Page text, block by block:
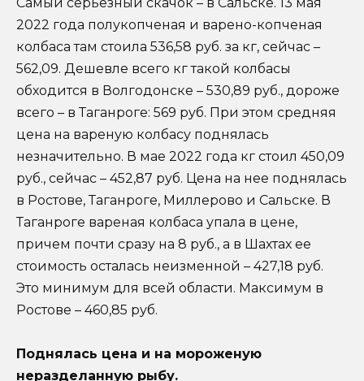
2022 года полукопченая и варено-копченая
колбаса там стоила 536,58 руб. за кг, сейчас –
562,09. Дешевле всего кг такой колбасы
обходится в Волгодонске – 530,89 руб., дороже
всего – в Таганроге: 569 руб. При этом средняя
цена на вареную колбасу поднялась
незначительно. В мае 2022 года кг стоил 450,09
руб., сейчас – 452,87 руб. Цена на нее поднялась
в Ростове, Таганроге, Миллерово и Сальске. В
Таганроге вареная колбаса упала в цене,
причем почти сразу на 8 руб., а в Шахтах ее
стоимость осталась неизменной – 427,18 руб.
Это минимум для всей области. Максимум в
Ростове – 460,85 руб.
Поднялась цена и на мороженую
неразделанную рыбу.